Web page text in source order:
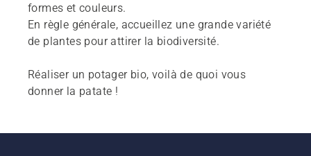
formes et couleurs.
En règle générale, accueillez une grande variété
de plantes pour attirer la biodiversité.
Réaliser un potager bio, voilà de quoi vous
donner la patate !